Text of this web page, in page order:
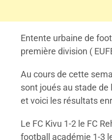
Entente urbaine de
première division (
Au cours de cette
sont joués au stade de
et voici les résultats
Le FC Kivu 1-2 le FC
football académie 1-3